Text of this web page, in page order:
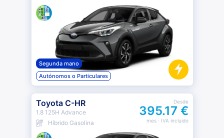
Segunda mano
Autónomos o Particulares
Toyota C-HR
1.8 125H Advance
Híbrido Gasolina
Desde
395.17 €
mes· IVA incluido